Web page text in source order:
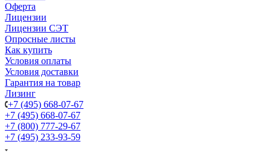
Оферта
Лицензии
Лицензии СЭТ
Опросные листы
Как купить
Условия оплаты
Условия доставки
Гарантия на товар
Лизинг
+7 (495) 668-07-67
+7 (495) 668-07-67
+7 (800) 777-29-67
+7 (495) 233-93-59